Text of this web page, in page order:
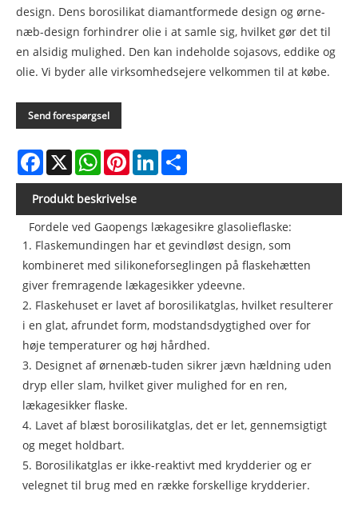
design. Dens borosilikat diamantformede design og ørne-
næb-design forhindrer olie i at samle sig, hvilket gør det til
en alsidig mulighed. Den kan indeholde sojasovs, eddike og
olie. Vi byder alle virksomhedsejere velkommen til at købe.
Send forespørgsel
Facebook
X WhatsAppPinterestLinkedIn
Produkt beskrivelse
Fordele ved Gaopengs lækagesikre glasolieflaske:
1. Flaskemundingen har et gevindløst design, som
kombineret med silikoneforseglingen på flaskehætten
giver fremragende lækagesikker ydeevne.
2. Flaskehuset er lavet af borosilikatglas, hvilket resulterer
i en glat, afrundet form, modstandsdygtighed over for
høje temperaturer og høj hårdhed.
3. Designet af ørnenæb-tuden sikrer jævn hældning uden
dryp eller slam, hvilket giver mulighed for en ren,
lækagesikker flaske.
4. Lavet af blæst borosilikatglas, det er let, gennemsigtigt
og meget holdbart.
5. Borosilikatglas er ikke-reaktivt med krydderier og er
velegnet til brug med en række forskellige krydderier.